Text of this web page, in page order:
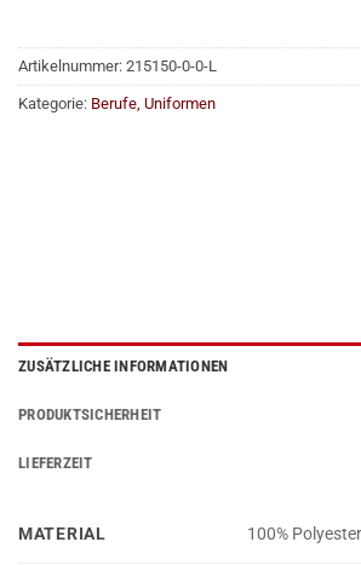
Artikelnummer: 215150-0-0-L
Kategorie: Berufe, Uniformen
ZUSÄTZLICHE INFORMATIONEN
PRODUKTSICHERHEIT
LIEFERZEIT
MATERIAL 100% Polyester